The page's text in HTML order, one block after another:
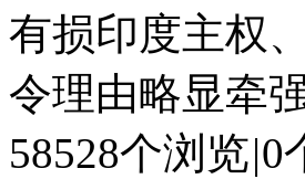
有损印度主权
令理由略显牵
58528个浏览|0